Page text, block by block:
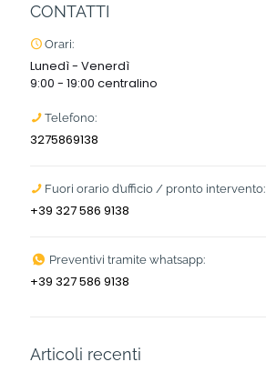
CONTATTI
Orari:
Lunedì - Venerdì
9:00 - 19:00 centralino
Telefono:
3275869138
Fuori orario d’ufficio / pronto intervento:
+39 327 586 9138
Preventivi tramite whatsapp:
+39 327 586 9138
Articoli recenti